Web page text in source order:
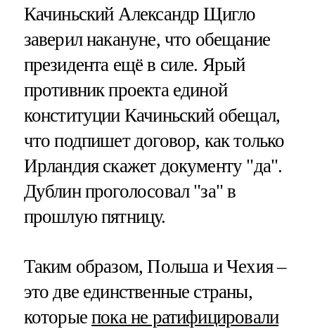
Качиньский Александр Щигло
заверил накануне, что обещание
президента ещё в силе. Ярый
противник проекта единой
конституции Качиньский обещал,
что подпишет договор, как только
Ирландия скажет документу "да".
Дублин проголосовал "за" в
прошлую пятницу.
Таким образом, Польша и Чехия –
это две единственные страны,
которыепока не ратифицировали